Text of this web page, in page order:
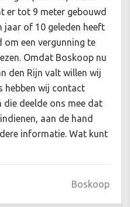
er tot 9 meter gebouwd
jaar of 10 geleden heeft
om een vergunning te
Omdat Boskoop nu
den Rijn valt willen wij
hebben wij contact
die deelde ons mee dat
aan de hand
informatie. Wat kunt
Boskoop